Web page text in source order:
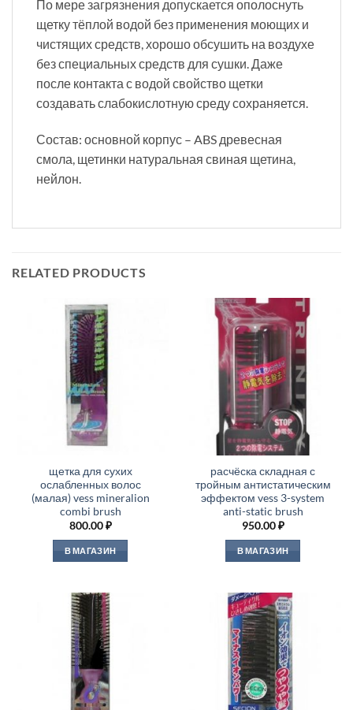
По мере загрязнения допускается ополоснуть
щетку тёплой водой без применения моющих и
чистящих средств, хорошо обсушить на воздухе
без специальных средств для сушки. Даже
после контакта с водой свойство щетки
создавать слабокислотную среду сохраняется.
Состав: основной корпус – ABS древесная
смола, щетинки натуральная свиная щетина,
нейлон.
RELATED PRODUCTS
щетка для сухих
ослабленных волос
(малая) vess mineralion
combi brush
800.00₽
В МАГАЗИН
расчёска складная с
тройным антистатическим
эффектом vess 3-system
anti-static brush
950.00₽
В МАГАЗИН